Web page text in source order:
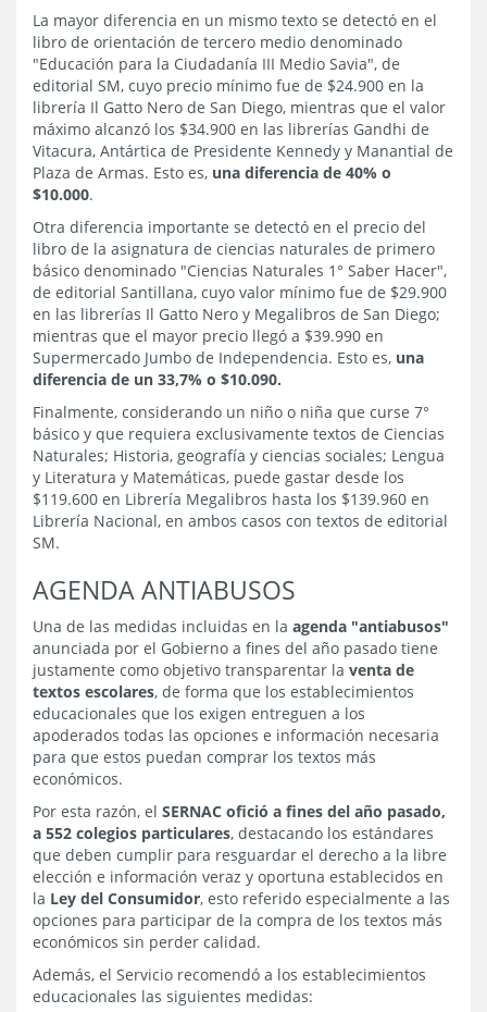
La mayor diferencia en un mismo texto se detectó en el
libro de orientación de tercero medio denominado
"Educación para la Ciudadanía III Medio Savia", de
editorial SM, cuyo precio mínimo fue de $24.900 en la
librería Il Gatto Nero de San Diego, mientras que el valor
máximo alcanzó los $34.900 en las librerías Gandhi de
Vitacura, Antártica de Presidente Kennedy y Manantial de
Plaza de Armas. Esto es, una diferencia de 40% o
$10.000.
Otra diferencia importante se detectó en el precio del
libro de la asignatura de ciencias naturales de primero
básico denominado "Ciencias Naturales 1° Saber Hacer",
de editorial Santillana, cuyo valor mínimo fue de $29.900
en las librerías Il Gatto Nero y Megalibros de San Diego;
mientras que el mayor precio llegó a $39.990 en
Supermercado Jumbo de Independencia. Esto es, una
diferencia de un 33,7% o $10.090.
Finalmente, considerando un niño o niña que curse 7°
básico y que requiera exclusivamente textos de Ciencias
Naturales; Historia, geografía y ciencias sociales; Lengua
y Literatura y Matemáticas, puede gastar desde los
$119.600 en Librería Megalibros hasta los $139.960 en
Librería Nacional, en ambos casos con textos de editorial
SM.
AGENDA ANTIABUSOS
Una de las medidas incluidas en la agenda "antiabusos"
anunciada por el Gobierno a fines del año pasado tiene
justamente como objetivo transparentar la venta de
textos escolares, de forma que los establecimientos
educacionales que los exigen entreguen a los
apoderados todas las opciones e información necesaria
para que estos puedan comprar los textos más
económicos.
Por esta razón, el SERNAC ofició a fines del año pasado,
a 552 colegios particulares, destacando los estándares
que deben cumplir para resguardar el derecho a la libre
elección e información veraz y oportuna establecidos en
la Ley del Consumidor, esto referido especialmente a las
opciones para participar de la compra de los textos más
económicos sin perder calidad.
Además, el Servicio recomendó a los establecimientos
educacionales las siguientes medidas: